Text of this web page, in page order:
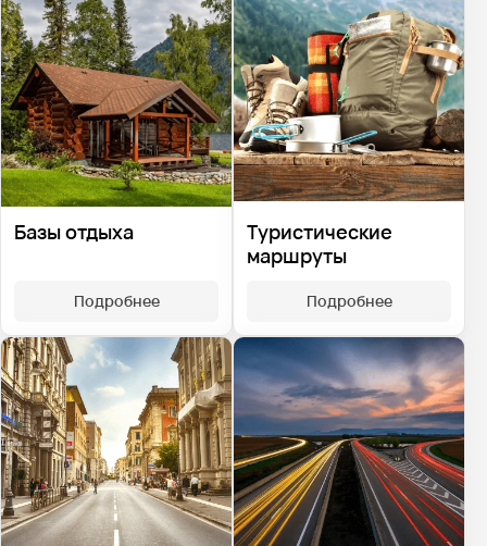
Базы отдыха
Подробнее
Туристические
маршруты
Подробнее